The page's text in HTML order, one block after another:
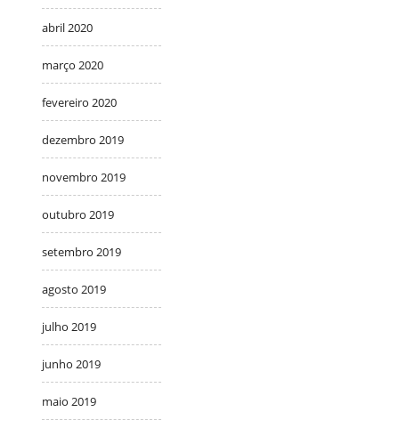
abril 2020
março 2020
fevereiro 2020
dezembro 2019
novembro 2019
outubro 2019
setembro 2019
agosto 2019
julho 2019
junho 2019
maio 2019